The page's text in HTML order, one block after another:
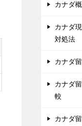
カナダ
カナダ
対処法
カナダ
カナダ
較
カナダ